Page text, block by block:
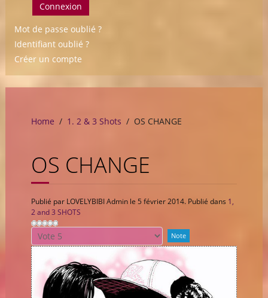
Connexion
Mot de passe oublié ?
Identifiant oublié ?
Créer un compte
Home 1. 2 & 3 Shots OS CHANGE
OS CHANGE
Publié par LOVELYBIBI Admin le 5 février 2014. Publié dans 1,
2 and 3 SHOTS
Veuillez
voter